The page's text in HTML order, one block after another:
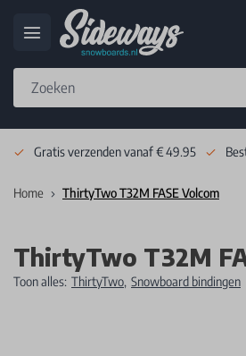
Gratis verzenden vanaf € 49.95
Home ThirtyTwo T32M FASE Volcom
ThirtyTwo T32M
Toon alles: ThirtyTwo, Snowboard bindingen